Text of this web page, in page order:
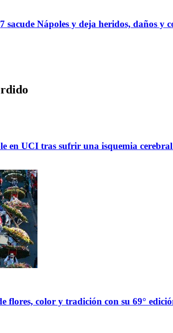
sacude Nápoles y deja heridos, daños y
en UCI tras sufrir una isquemia
flores, color y tradición con su 69°